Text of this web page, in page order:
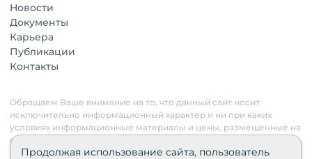
Новости
Документы
Карьера
Публикации
Контакты
Обращаем Ваше внимание на то, что данный сайт носит
исключительно информационный характер и ни при каких
условиях информационные материалы и цены, размещенные на
сайте, не являются публичной офертой. Застройщик имеет
право изменять стоимость объектов.
Продолжая использование сайта, пользователь